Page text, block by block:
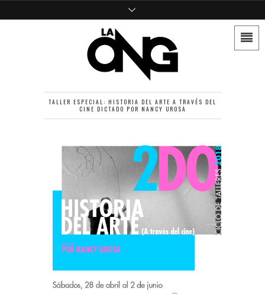
TALLER ESPECIAL: HISTORIA DEL ARTE A TRAVÉS DEL
CINE DICTADO POR NANCY UROSA